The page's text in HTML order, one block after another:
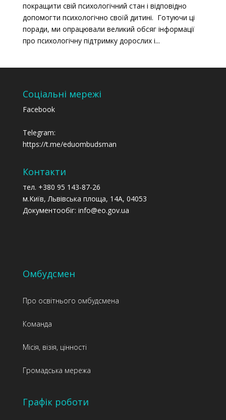
покращити свій психологічний стан і відповідно
допомогти психологічно своїй дитині. Готуючи ці
поради, ми опрацювали великий обсяг інформації
про психологічну підтримку дорослих і...
Соціальні мережі
Facebook
Telegram:
https://t.me/eduombudsman
Контакти
тел. +380 95 143-87-26
м.Київ, Львівська площа, 14А, 04053
Документообіг: info@eo.gov.ua
Омбудсмен
Про освітнього омбудсмена
Команда
Місія, візія, цінності
Громадська мережа
Графік роботи